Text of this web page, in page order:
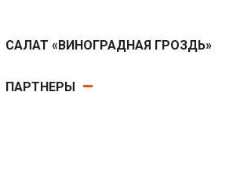
CАЛАТ «ВИНОГРАДНАЯ ГРОЗДЬ»
ПАРТНЕРЫ